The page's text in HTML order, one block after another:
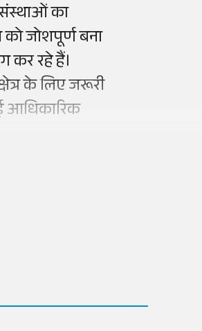
संस्थाओं का
जोशपूर्ण बना
कर रहे हैं।
के लिए जरूरी
आधिकारिक